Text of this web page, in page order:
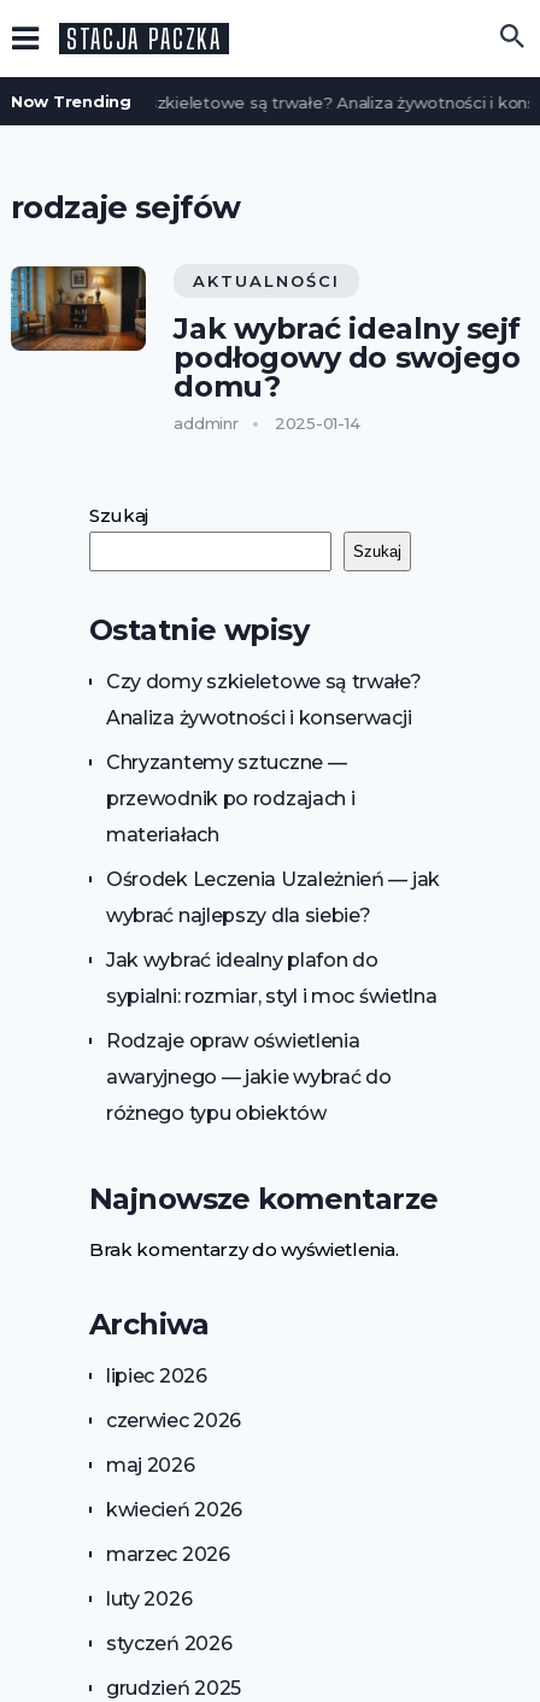
STACJA PACZKA
Now Trending
Czy domy szkieletowe są trwałe? Analiza żywotności i
rodzaje sejfów
AKTUALNOŚCI
Jak wybrać idealny sejf
podłogowy do swojego
domu?
addminr 2025-01-14
Szukaj
Szukaj
Ostatnie wpisy
Czy domy szkieletowe są trwałe?
Analiza żywotności i konserwacji
Chryzantemy sztuczne —
przewodnik po rodzajach i
materiałach
Ośrodek Leczenia Uzależnień — jak
wybrać najlepszy dla siebie?
Jak wybrać idealny plafon do
sypialni: rozmiar, styl i moc świetlna
Rodzaje opraw oświetlenia
awaryjnego — jakie wybrać do
różnego typu obiektów
Najnowsze komentarze
Brak komentarzy do wyświetlenia.
Archiwa
lipiec 2026
czerwiec 2026
maj 2026
kwiecień 2026
marzec 2026
luty 2026
styczeń 2026
grudzień 2025